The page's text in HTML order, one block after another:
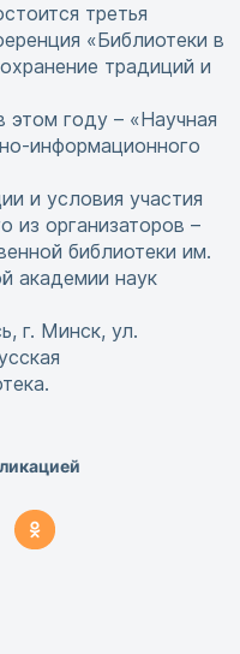
третья
«Библиотеки в
традиций и
году – «Научная
информационного
и условия участия
из организаторов –
библиотеки им.
академии наук
г. Минск, ул.